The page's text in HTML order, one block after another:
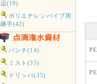
辺(19)
ポリエチレンパイプ用
継手(42)
パンチ(14)
ミスト(35)
ドリッパ(35)